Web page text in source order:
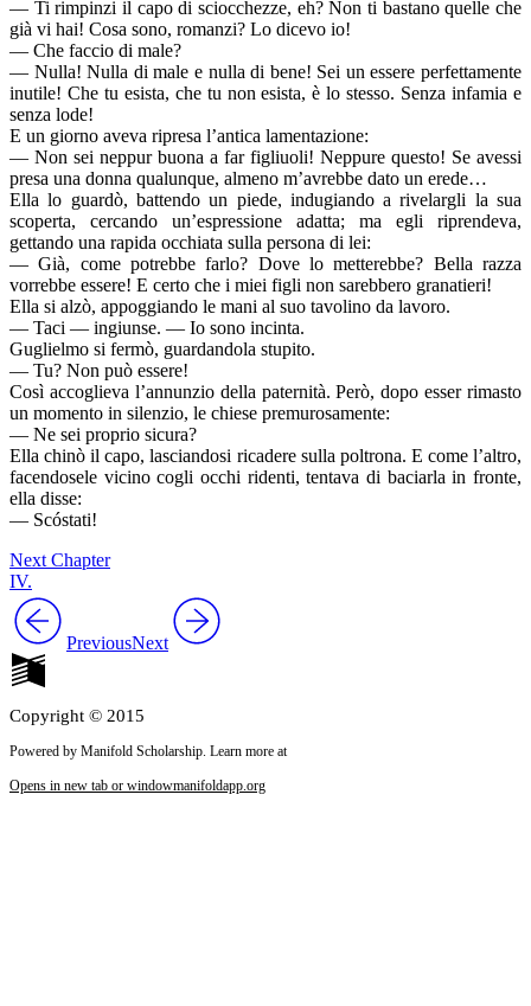
— Ti rimpinzi il capo di sciocchezze, eh? Non ti bastano quelle che
già vi hai! Cosa sono, romanzi? Lo dicevo io!
— Che faccio di male?
— Nulla! Nulla di male e nulla di bene! Sei un essere perfettamente
inutile! Che tu esista, che tu non esista, è lo stesso. Senza infamia e
senza lode!
E un giorno aveva ripresa l’antica lamentazione:
— Non sei neppur buona a far figliuoli! Neppure questo! Se avessi
presa una donna qualunque, almeno m’avrebbe dato un erede…
Ella lo guardò, battendo un piede, indugiando a rivelargli la sua
scoperta, cercando un’espressione adatta; ma egli riprendeva,
gettando una rapida occhiata sulla persona di lei:
— Già, come potrebbe farlo? Dove lo metterebbe? Bella razza
vorrebbe essere! E certo che i miei figli non sarebbero granatieri!
Ella si alzò, appoggiando le mani al suo tavolino da lavoro.
— Taci — ingiunse. — Io sono incinta.
Guglielmo si fermò, guardandola stupito.
— Tu? Non può essere!
Così accoglieva l’annunzio della paternità. Però, dopo esser rimasto
un momento in silenzio, le chiese premurosamente:
— Ne sei proprio sicura?
Ella chinò il capo, lasciandosi ricadere sulla poltrona. E come l’altro,
facendosele vicino cogli occhi ridenti, tentava di baciarla in fronte,
ella disse:
— Scóstati!
Next Chapter
IV.
PreviousNext
Copyright © 2015
Powered by Manifold Scholarship. Learn more at
Opens in new tab or windowmanifoldapp.org